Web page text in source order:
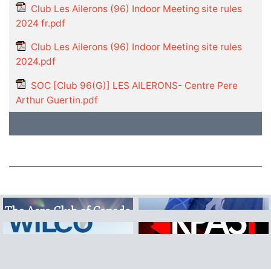
Club Les Ailerons (96) Indoor Meeting site rules
2024 fr.pdf
Club Les Ailerons (96) Indoor Meeting site rules
2024.pdf
SOC [Club 96(G)] LES AILERONS- Centre Pere
Arthur Guertin.pdf